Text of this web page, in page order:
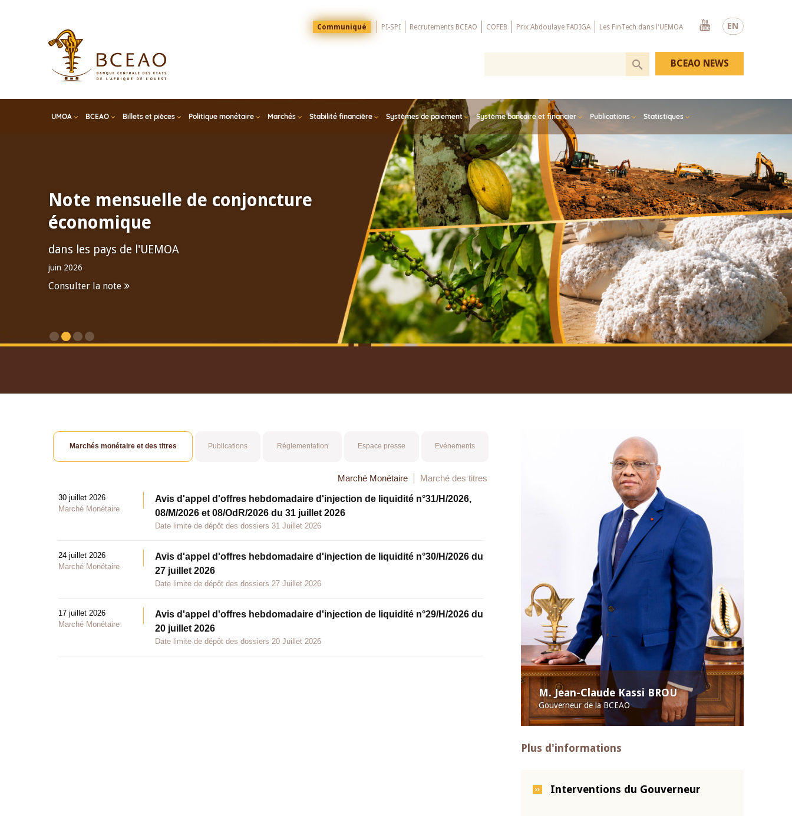
EN
Menu
Top
Communiqué PI-SPI Recrutements BCEAO COFEB Prix Abdoulaye FADIGA Les FinTech dans l'UEMOA
Youtube
UMOA BCEAO Billets et pièces Politique monétaire Marchés Stabilité financière Systèmes de paiement Système bancaire et financier Publications Statistiques
BCEAO NEWS
Note mensuelle de conjoncture
économique
dans les pays de l'UEMOA
juin 2026
Consulter la note
M. Jean-Claude Kassi BROU
Gouverneur de la BCEAO
Plus d'informations
Interventions du Gouverneur
Marchés monétaire et des titres Publications Réglementation Espace presse Evénements
Marché Monétaire Marché des titres
30 juillet 2026
Marché Monétaire
Avis d'appel d'offres hebdomadaire d'injection de liquidité n°31/H/2026,
08/M/2026 et 08/OdR/2026 du 31 juillet 2026
Date limite de dépôt des dossiers 31 Juillet 2026
24 juillet 2026
Marché Monétaire
Avis d'appel d'offres hebdomadaire d'injection de liquidité n°30/H/2026 du
27 juillet 2026
Date limite de dépôt des dossiers 27 Juillet 2026
17 juillet 2026
Marché Monétaire
Avis d'appel d'offres hebdomadaire d'injection de liquidité n°29/H/2026 du
20 juillet 2026
Date limite de dépôt des dossiers 20 Juillet 2026